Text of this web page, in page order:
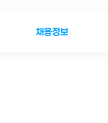
채용정보